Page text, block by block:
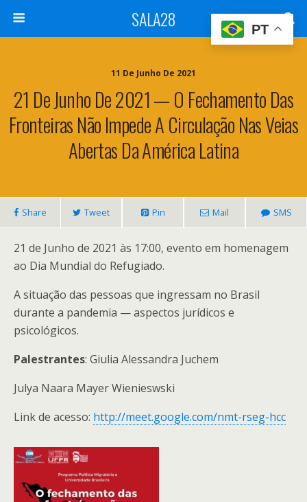
SALA28
11 De Junho De 2021
21 De Junho De 2021 — O Fechamento Das
Fronteiras Não Impede A Circulação Nas Veias
Abertas Da América Latina
Share Tweet Pin Mail SMS
21 de Junho de 2021 às 17:00, evento em homenagem
ao Dia Mundial do Refugiado.
A situação das pessoas que ingressam no Brasil
durante a pandemia — aspectos jurídicos e
psicológicos.
Palestrantes: Giulia Alessandra Juchem
Julya Naara Mayer Wienieswski
Link de acesso: http://meet.google.com/nmt-rseg-hcc
PT